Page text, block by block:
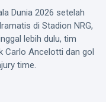
Dunia 2026 setelah
di Stadion NRG,
lebih dulu, tim
Carlo Ancelotti dan gol
time.